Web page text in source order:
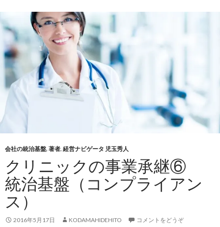
会社の統治基盤, 著者, 経営ナビゲータ 児玉秀人
クリニックの事業承継⑥
統治基盤（コンプライアン
ス）
2016年5月17日 KODAMAHIDEHITO コメントをどうぞ